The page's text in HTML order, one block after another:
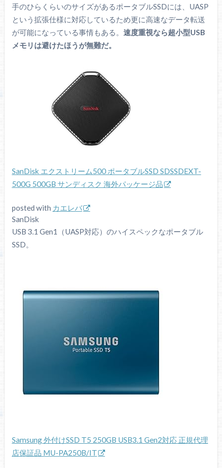
手のひらくらいのサイズがあるポータブルSSDには、UASP
という拡張仕様に対応しているため更に高速なデータ転送
が可能になっている事情もある。 速度重視なら超小型USB
メモリは避けたほうが無難だ。
SanDisk エクストリーム500 ポータブルSSD SDSSDEXT-
500G 500GB サンディスク 海外パッケージ品
posted with カエレバ
SanDisk
USB 3.1 Gen1（UASP対応）のハイスペックなポータブル
SSD。
Samsung 外付けSSD T5 250GB USB3.1 Gen2対応 正規代理
店保証品 MU-PA250B/IT